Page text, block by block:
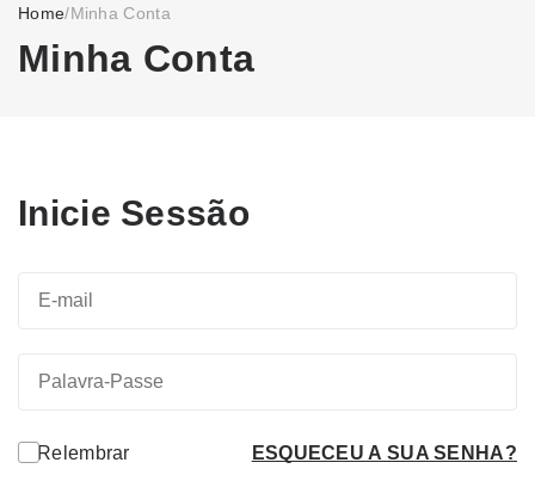
Home/Minha Conta
Minha Conta
Inicie Sessão
Alternative:
Relembrar ESQUECEU A SUA SENHA?